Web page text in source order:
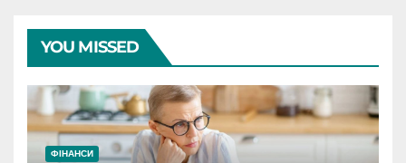
YOU MISSED
ФІНАНСИ